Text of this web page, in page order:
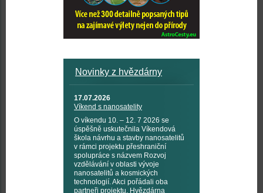
Novinky z hvězdárny
17.07.2026
Víkend s nanosatelity
O víkendu 10. – 12. 7 2026 se
úspěšně uskutečnila Víkendová
škola návrhu a stavby nanosatelitů
v rámci projektu přeshraniční
spolupráce s názvem Rozvoj
vzdělávání v oblasti vývoje
nanosatelitů a kosmických
technologií. Akci pořádali oba
partneři projektu, Hvězdárna